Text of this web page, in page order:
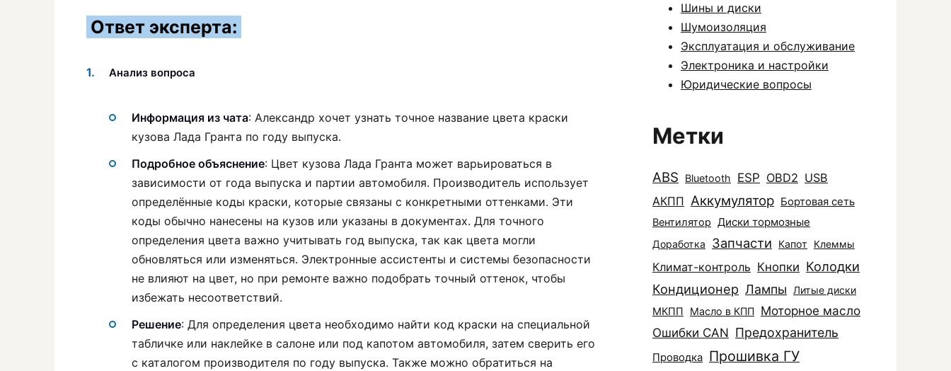
Ответ эксперта:
Анализ вопроса
Информация из чата: Александр хочет узнать точное название цвета краски
кузова Лада Гранта по году выпуска.
Подробное объяснение: Цвет кузова Лада Гранта может варьироваться в
зависимости от года выпуска и партии автомобиля. Производитель использует
определённые коды краски, которые связаны с конкретными оттенками. Эти
коды обычно нанесены на кузов или указаны в документах. Для точного
определения цвета важно учитывать год выпуска, так как цвета могли
обновляться или изменяться. Электронные ассистенты и системы безопасности
не влияют на цвет, но при ремонте важно подобрать точный оттенок, чтобы
избежать несоответствий.
Решение: Для определения цвета необходимо найти код краски на специальной
табличке или наклейке в салоне или под капотом автомобиля, затем сверить его
с каталогом производителя по году выпуска. Также можно обратиться на
Шины и диски
Шумоизоляция
Эксплуатация и обслуживание
Электроника и настройки
Юридические вопросы
Метки
ABS Bluetooth ESP OBD2 USB
АКПП Аккумулятор Бортовая сеть
Вентилятор Диски тормозные
Доработка Запчасти Капот Клеммы
Климат-контроль Кнопки Колодки
Кондиционер Лампы Литые диски
МКПП Масло в КПП
Моторное масло
Ошибки CAN Предохранитель
Проводка Прошивка ГУ